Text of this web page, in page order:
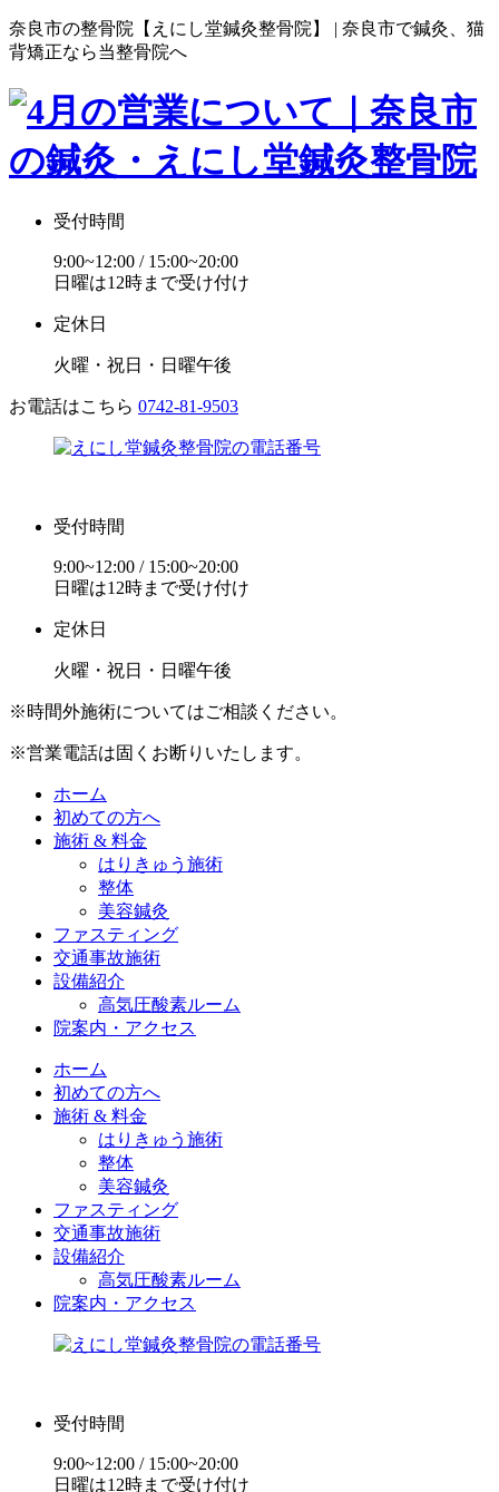
奈良市の整骨院【えにし堂鍼灸整骨院】 | 奈良市で鍼灸、猫
背矯正なら当整骨院へ
受付時間
9:00~12:00 / 15:00~20:00
日曜は12時まで受け付け
定休日
火曜・祝日・日曜午後
お電話はこちら 0742-81-9503
受付時間
9:00~12:00 / 15:00~20:00
日曜は12時まで受け付け
定休日
火曜・祝日・日曜午後
※時間外施術についてはご相談ください。
※営業電話は固くお断りいたします。
ホーム
初めての方へ
施術 & 料金
はりきゅう施術
整体
美容鍼灸
ファスティング
交通事故施術
設備紹介
高気圧酸素ルーム
院案内・アクセス
ホーム
初めての方へ
施術 & 料金
はりきゅう施術
整体
美容鍼灸
ファスティング
交通事故施術
設備紹介
高気圧酸素ルーム
院案内・アクセス
受付時間
9:00~12:00 / 15:00~20:00
日曜は12時まで受け付け